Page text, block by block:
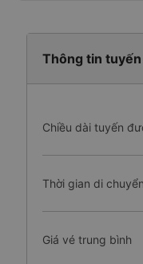
Thông tin
Chiều dài tuyến
Thời gian di chuyển
Giá vé trung bình